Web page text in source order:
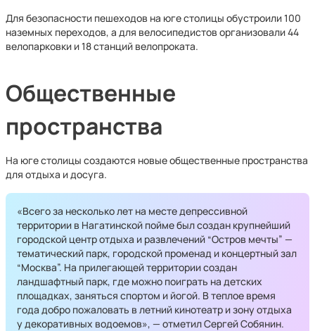
Для безопасности пешеходов на юге столицы обустроили 100
наземных переходов, а для велосипедистов организовали 44
велопарковки и 18 станций велопроката.
Общественные
пространства
На юге столицы создаются новые общественные пространства
для отдыха и досуга.
«Всего за несколько лет на месте депрессивной
территории в Нагатинской пойме был создан крупнейший
городской центр отдыха и развлечений “Остров мечты” —
тематический парк, городской променад и концертный зал
“Москва”. На прилегающей территории создан
ландшафтный парк, где можно поиграть на детских
площадках, заняться спортом и йогой. В теплое время
года добро пожаловать в летний кинотеатр и зону отдыха
у декоративных водоемов», — отметил Сергей Собянин.